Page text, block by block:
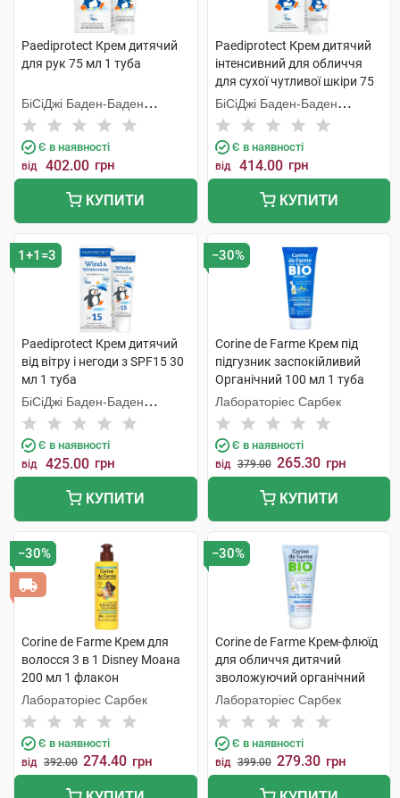
Paediprotect Крем дитячий
для рук 75 мл 1 туба
БіСіДжі Баден-Баден
Косметікс Груп Гмбх
Є в наявності
від 402.00 грн
КУПИТИ
Paediprotect Крем дитячий
інтенсивний для обличчя
для сухої чутливої шкіри 75
мл 1 туба
БіСіДжі Баден-Баден
Косметікс Груп Гмбх
Є в наявності
від 414.00 грн
КУПИТИ
1+1=3
Paediprotect Крем дитячий
від вітру і негоди з SPF15 30
мл 1 туба
БіСіДжі Баден-Баден
Косметікс Груп Гмбх
Є в наявності
від 425.00 грн
КУПИТИ
−30%
Corine de Farme Крем під
підгузник заспокійливий
Органічний 100 мл 1 туба
Лабораторіес Сарбек
Є в наявності
від 379.00 265.30 грн
КУПИТИ
−30%
Corine de Farme Крем для
волосся 3 в 1 Disney Моана
200 мл 1 флакон
Лабораторіес Сарбек
Є в наявності
від 392.00 274.40 грн
−30%
Corine de Farme Крем-флюїд
для обличчя дитячий
зволожуючий органічний
100 мл 1 туба
Лабораторіес Сарбек
Є в наявності
від 399.00 279.30 грн